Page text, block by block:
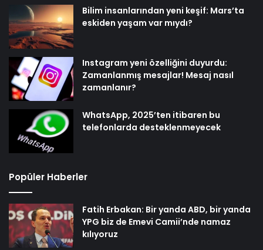
Bilim insanlarından yeni keşif: Mars’ta
eskiden yaşam var mıydı?
Instagram yeni özelliğini duyurdu:
Zamanlanmış mesajlar! Mesaj nasıl
zamanlanır?
WhatsApp, 2025’ten itibaren bu
telefonlarda desteklenmeyecek
Popüler Haberler
Fatih Erbakan: Bir yanda ABD, bir yanda
YPG biz de Emevi Camii’nde namaz
kılıyoruz